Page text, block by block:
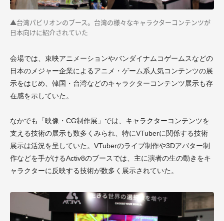
▲台湾パビリオンのブース。台湾の様々なキャラクターコンテンツが
日本向けに紹介されていた
会場では、東映アニメーションやバンダイナムコゲームスなどの
日本のメジャー企業によるアニメ・ゲーム系人気コンテンツの展
示をはじめ、韓国・台湾などのキャラクターコンテンツ展示も存
在感を示していた。
なかでも「映像・CG制作展」では、キャラクターコンテンツを
支える技術の展示も数多くみられ、特にVTuberに関係する技術
展示は活況を呈していた。VTuberのライブ制作や3Dアバター制
作などを手がけるActiv8のブースでは、主に演者の生の動きをキ
ャラクターに反映する技術が数多く展示されていた。